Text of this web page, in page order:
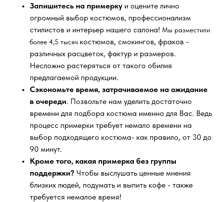
Запишитесь на примерку и оцените лично
огромный выбор костюмов, профессионализм
стилистов и интерьер нашего салона! Мы разместили
более 4,5 тысяч костюмов, смокингов, фраков -
различных расцветок, фактур и размеров.
Несложно растеряться от такого обилия
предлагаемой продукции.
Сэкономьте время, затрачиваемое на ожидание
в очереди. Позвольте нам уделить достаточно
времени для подбора костюма именно для Вас. Ведь
процесс примерки требует немало времени на
выбор подходящего костюма- как правило, от 30 до
90 минут.
Кроме того, какая примерка без группы
поддержки? Чтобы выслушать ценные мнения
близких людей, подумать и выпить кофе - также
требуется немалое время!